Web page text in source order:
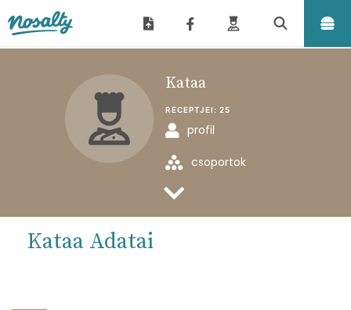
Nosalty
Kataa
RECEPTJEI: 25
profil
csoportok
Kataa Adatai